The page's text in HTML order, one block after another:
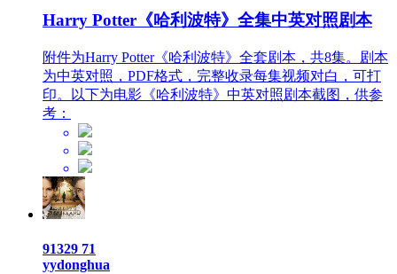
Harry Potter《哈利波特》全集中英对照剧本
附件为Harry Potter《哈利波特》全套剧本，共8集。剧本
为中英对照，PDF格式，完整收录每集视频对白，可打
印。以下为电影《哈利波特》中英对照剧本截图，供参
考：
91329 71
yydonghua